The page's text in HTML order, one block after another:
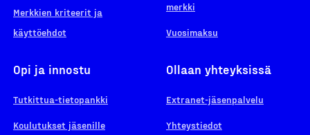
Merkkien kriteerit ja
käyttöehdot
merkki
Vuosimaksu
Opi ja innostu
Tutkittua-tietopankki
Koulutukset jäsenille
Ollaan yhteyksissä
Extranet-jäsenpalvelu
Yhteystiedot